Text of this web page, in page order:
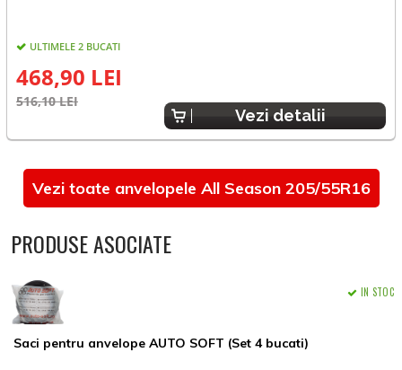
ULTIMELE 2 BUCATI
468,90 LEI
516,10 LEI
Vezi detalii
Vezi toate anvelopele All Season 205/55R16
PRODUSE ASOCIATE
Saci pentru anvelope AUTO SOFT (Set 4 bucati)
IN STOC